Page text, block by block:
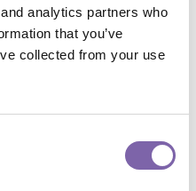
analytics partners who
that you’ve
collected from your use
Della Torre